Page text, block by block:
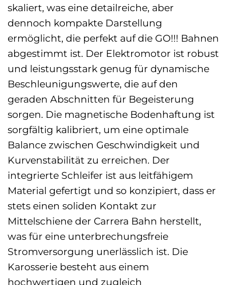
skaliert, was eine detailreiche, aber
dennoch kompakte Darstellung
ermöglicht, die perfekt auf die GO!!! Bahnen
abgestimmt ist. Der Elektromotor ist robust
und leistungsstark genug für dynamische
Beschleunigungswerte, die auf den
geraden Abschnitten für Begeisterung
sorgen. Die magnetische Bodenhaftung ist
sorgfältig kalibriert, um eine optimale
Balance zwischen Geschwindigkeit und
Kurvenstabilität zu erreichen. Der
integrierte Schleifer ist aus leitfähigem
Material gefertigt und so konzipiert, dass er
stets einen soliden Kontakt zur
Mittelschiene der Carrera Bahn herstellt,
was für eine unterbrechungsfreie
Stromversorgung unerlässlich ist. Die
Karosserie besteht aus einem
hochwertigen und zugleich